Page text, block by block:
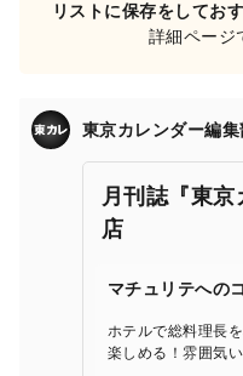
リストに保存をしてお
詳細ページ
東京カレンダー編集
月刊誌『東
店
マチュリテへの
ホテルで総料理長
楽しめる！雰囲気